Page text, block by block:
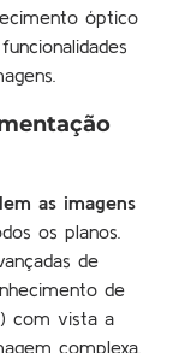
óptico
as imagens
os planos.
de
de
com vista a
complexa.